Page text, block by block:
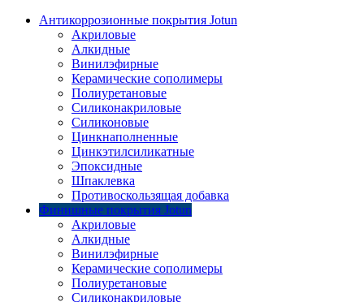
Антикоррозионные покрытия Jotun
Акриловые
Алкидные
Винилэфирные
Керамические сополимеры
Полиуретановые
Силиконакриловые
Силиконовые
Цинкнаполненные
Цинкэтилсиликатные
Эпоксидные
Шпаклевка
Противоскользящая добавка
Финишные покрытия Jotun
Акриловые
Алкидные
Винилэфирные
Керамические сополимеры
Полиуретановые
Силиконакриловые